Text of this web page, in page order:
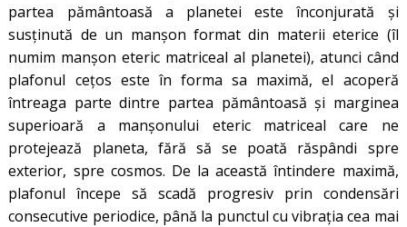
partea pământoasă a planetei este înconjurată și
susținută de un manșon format din materii eterice (îl
numim manșon eteric matriceal al planetei), atunci când
plafonul cețos este în forma sa maximă, el acoperă
întreaga parte dintre partea pământoasă și marginea
superioară a manșonului eteric matriceal care ne
protejează planeta, fără să se poată răspândi spre
exterior, spre cosmos. De la această întindere maximă,
plafonul începe să scadă progresiv prin condensări
consecutive periodice, până la punctul cu vibrația cea mai